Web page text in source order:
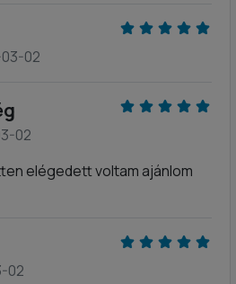
02
02
elégedett voltam ajánlom
02